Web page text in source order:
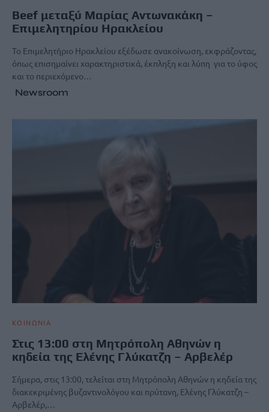
Beef μεταξύ Μαρίας Αντωνακάκη –
Επιμελητηρίου Ηρακλείου
Το Επιμελητήριο Ηρακλείου εξέδωσε ανακοίνωση, εκφράζοντας,
όπως επισημαίνει χαρακτηριστικά, έκπληξη και λύπη για το ύφος
και το περιεχόμενο…
Newsroom
ΚΟΙΝΩΝΙΑ
Στις 13:00 στη Μητρόπολη Αθηνών η
κηδεία της Ελένης Γλύκατζη – Αρβελέρ
Σήμερα, στις 13:00, τελείται στη Μητρόπολη Αθηνών η κηδεία της
διακεκριμένης βυζαντινολόγου και πρύτανη, Ελένης Γλύκατζη –
Αρβελέρ,…